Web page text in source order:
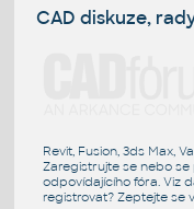
CAD diskuze,
Revit, Fusion, 3ds Max,
Zaregistrujte se nebo
odpovídajícího fóra. Viz
registrovat? Zeptejte se